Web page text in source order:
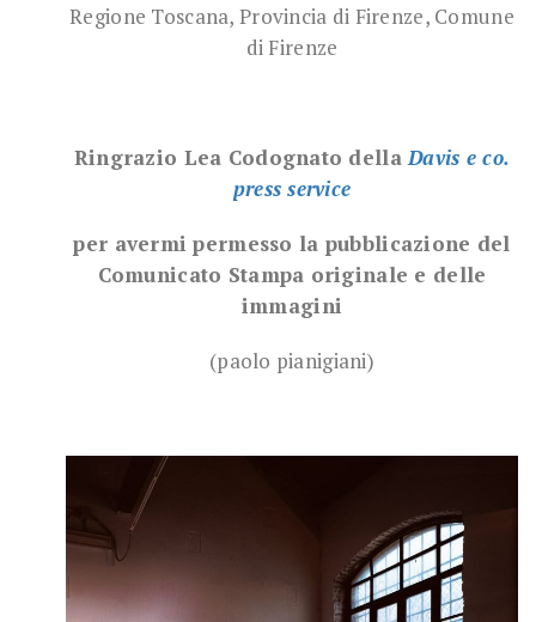
Regione Toscana, Provincia di Firenze, Comune
di Firenze
Ringrazio Lea Codognato dellaDavis e co.
press service
per avermi permesso la pubblicazione del
Comunicato Stampa originale e delle
immagini
(paolo pianigiani)